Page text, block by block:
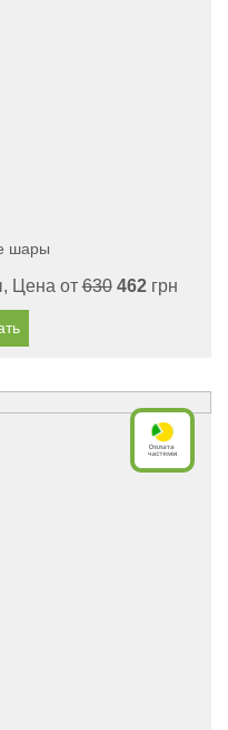
шары
Цена от630 462грн